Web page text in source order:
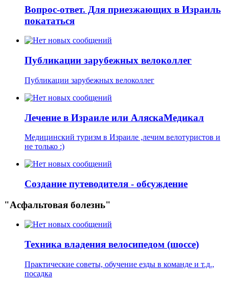
Вопрос-ответ. Для приезжающих в Израиль
покататься
Публикации зарубежных велоколлег
Публикации зарубежных велоколлег
Лечение в Израиле или АляскаМедикал
Медицинский туризм в Израиле ,лечим велотуристов и
не только :)
Создание путеводителя - обсуждение
"Асфальтовая болезнь"
Техника владения велосипедом (шоссе)
Практические советы, обучение езды в команде и т.д.,
посадка